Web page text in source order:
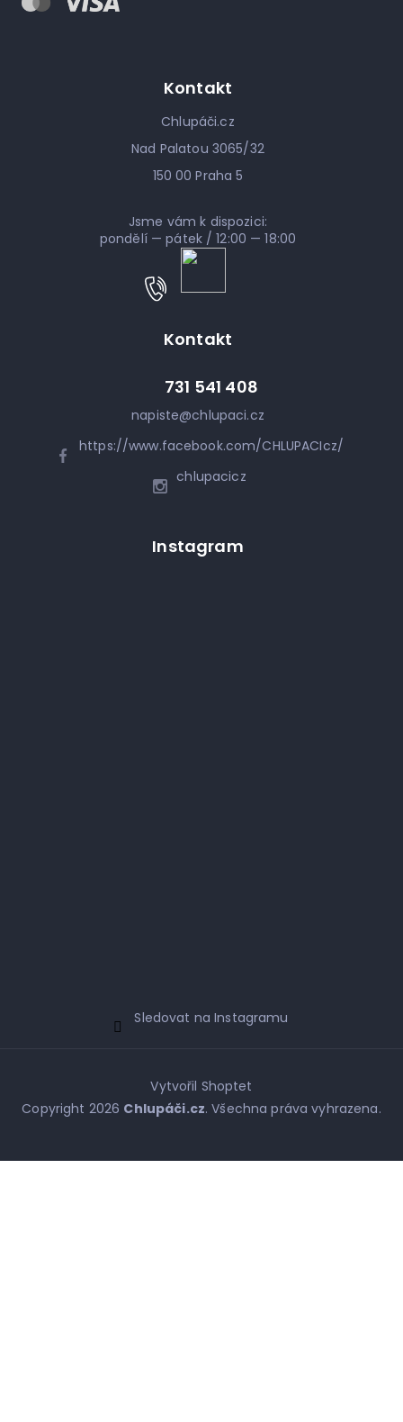
Kontakt
Chlupáči.cz
Nad Palatou 3065/32
150 00 Praha 5
Jsme vám k dispozici:
pondělí — pátek / 12:00 — 18:00
Kontakt
napiste@chlupaci.cz
731 541 408
https://www.facebook.com/CHLUPACIcz/
chlupacicz
Instagram
Sledovat na Instagramu
Vytvořil Shoptet
Copyright 2026 Chlupáči.cz. Všechna práva vyhrazena.